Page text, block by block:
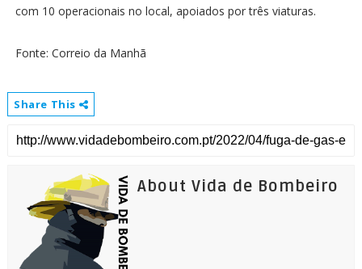
com 10 operacionais no local, apoiados por três viaturas.
Fonte: Correio da Manhã
Share This
About Vida de Bombeiro